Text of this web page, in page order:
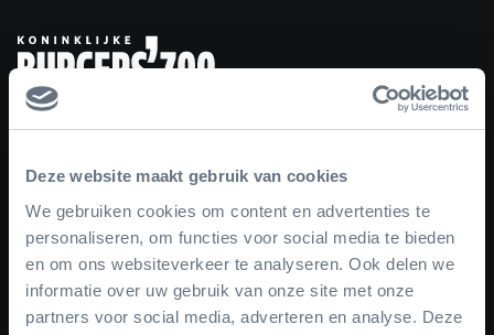
Deze website maakt gebruik van cookies
We gebruiken cookies om content en advertenties te
personaliseren, om functies voor social media te bieden
en om ons websiteverkeer te analyseren. Ook delen we
informatie over uw gebruik van onze site met onze
partners voor social media, adverteren en analyse. Deze
FacebookInstagramYouTubeTikTok Newsletter
Schrijf je in voor de nieuwsbrief